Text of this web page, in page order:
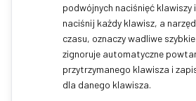
podwójnych naciśnięć
naciśnij każdy klawisz, a
czasu, oznaczy wadliwe
zignoruje automatyczne
przytrzymanego klawisza i
dla danego klawisza.